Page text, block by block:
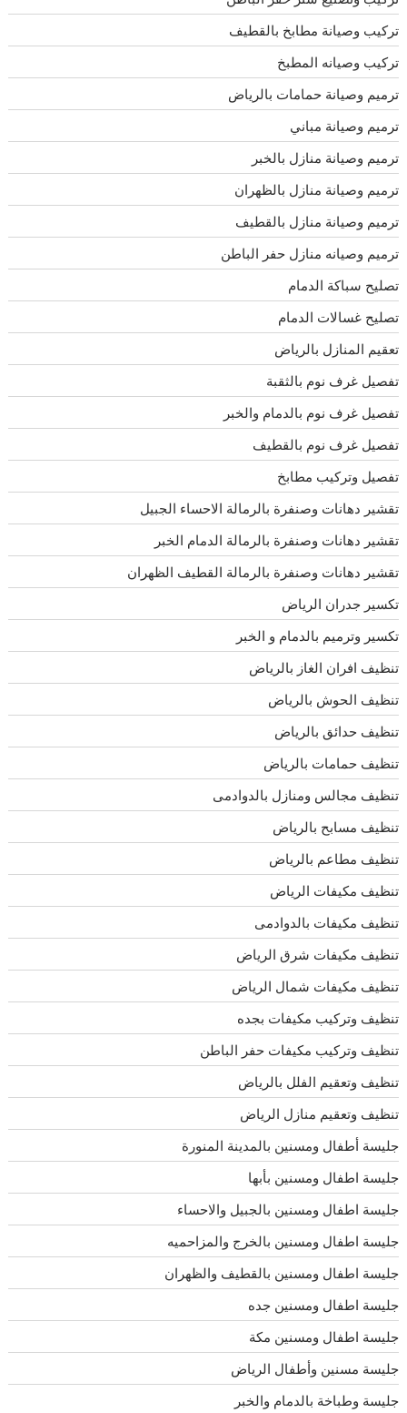
تركيب وصيانة مطابخ بالقطيف
تركيب وصيانه المطبخ
ترميم وصيانة حمامات بالرياض
ترميم وصيانة مباني
ترميم وصيانة منازل بالخبر
ترميم وصيانة منازل بالظهران
ترميم وصيانة منازل بالقطيف
ترميم وصيانه منازل حفر الباطن
تصليح سباكة الدمام
تصليح غسالات الدمام
تعقيم المنازل بالرياض
تفصيل غرف نوم بالثقبة
تفصيل غرف نوم بالدمام والخبر
تفصيل غرف نوم بالقطيف
تفصيل وتركيب مطابخ
تقشير دهانات وصنفرة بالرمالة الاحساء الجبيل
تقشير دهانات وصنفرة بالرمالة الدمام الخبر
تقشير دهانات وصنفرة بالرمالة القطيف الظهران
تكسير جدران الرياض
تكسير وترميم بالدمام و الخبر
تنظيف افران الغاز بالرياض
تنظيف الحوش بالرياض
تنظيف حدائق بالرياض
تنظيف حمامات بالرياض
تنظيف مجالس ومنازل بالدوادمى
تنظيف مسابح بالرياض
تنظيف مطاعم بالرياض
تنظيف مكيفات الرياض
تنظيف مكيفات بالدوادمى
تنظيف مكيفات شرق الرياض
تنظيف مكيفات شمال الرياض
تنظيف وتركيب مكيفات بجده
تنظيف وتركيب مكيفات حفر الباطن
تنظيف وتعقيم الفلل بالرياض
تنظيف وتعقيم منازل الرياض
جليسة أطفال ومسنين بالمدينة المنورة
جليسة اطفال ومسنين بأبها
جليسة اطفال ومسنين بالجبيل والاحساء
جليسة اطفال ومسنين بالخرج والمزاحميه
جليسة اطفال ومسنين بالقطيف والظهران
جليسة اطفال ومسنين جده
جليسة اطفال ومسنين مكة
جليسة مسنين وأطفال الرياض
جليسة وطباخة بالدمام والخبر